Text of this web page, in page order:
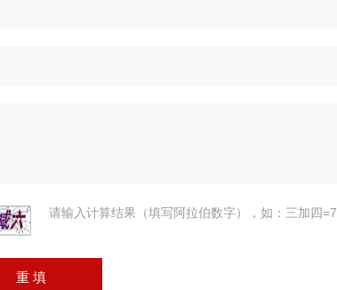
请输入计算结果（填写阿拉伯数字），如：三加四=7